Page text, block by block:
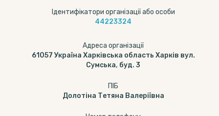
Ідентифікатори організації або особи
44223324
Адреса організації
61057 Україна Харківська область Харків вул.
Сумська, буд. 3
ПІБ
Долотіна Тетяна Валеріївна